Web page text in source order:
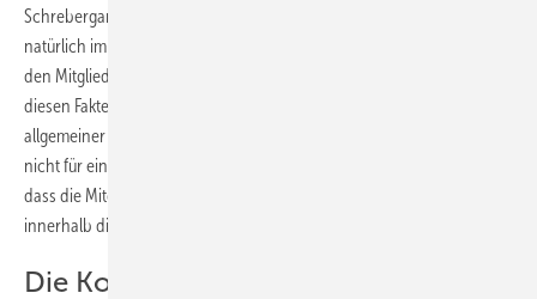
Schrebergartenverein hat 50 Mitglieder. Der Informationskasten steht
natürlich im Gelände des Vereins, d.h., dieser Kasten kann nur von
den Mitgliedern und einigen Besuchern eingesehen werden. Aus
diesen Fakten er­geben sich folgende Konsequenzen: Es kann nur ein
allgemeiner Text geschaltet werden, weil die dreijährige Standzeit sich
nicht für ein aktuelles Angebot eignet. Es darf angenommen werden,
dass die Mitglieder dieses Vereins den Betrieb kennen. Er ist also
innerhalb dieses Personenkreises bereits bekannt.
Die Kosten pro Kontakt sind bei